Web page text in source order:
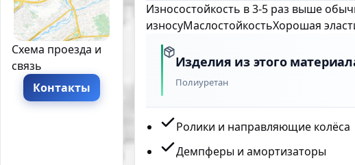
Схема проезда и
связь
Контакты
Износостойкость в 3-5 раз выше
износуМаслостойкостьХорошая
Изделия из этого
Полиуретан
Ролики и направляющие колёса
Демпферы и амортизаторы